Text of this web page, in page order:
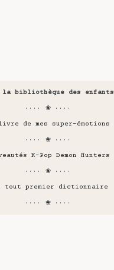
la bibliothèque des enfants
···· ❀ ····
de mes super-émotions
···· ❀ ····
K-Pop Demon Hunters
···· ❀ ····
tout premier dictionnaire
···· ❀ ····